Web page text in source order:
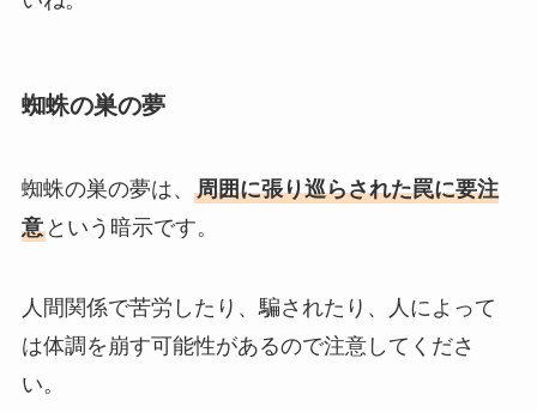
蜘蛛の巣の夢
蜘蛛の巣の夢は、 周囲に張り巡らされた罠に要注
意という暗示です。
人間関係で苦労したり、騙されたり、人によって
は体調を崩す可能性があるので注意してくださ
い。